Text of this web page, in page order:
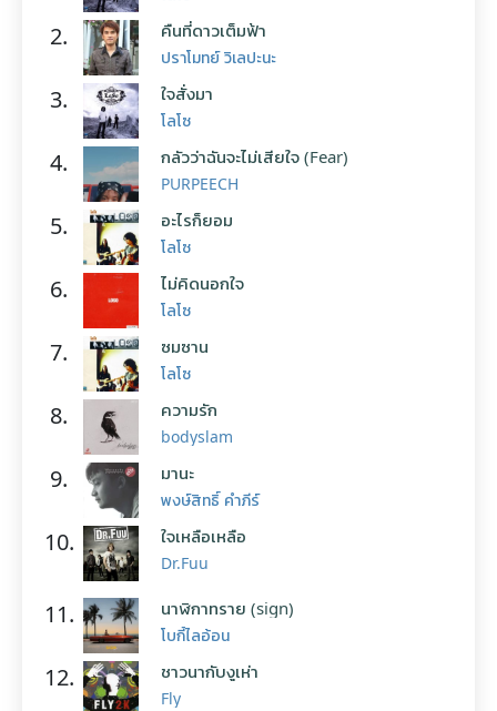
2. คืนที่ดาวเต็มฟ้า
ปราโมทย์ วิเลปะนะ
3. ใจสั่งมา
โลโซ
4. กลัวว่าฉันจะไม่เสียใจ (Fear)
PURPEECH
5. อะไรก็ยอม
โลโซ
6. ไม่คิดนอกใจ
โลโซ
7. ซมซาน
โลโซ
8. ความรัก
bodyslam
9. มานะ
พงษ์สิทธิ์ คำภีร์
10. ใจเหลือเหลือ
Dr.Fuu
11. นาฬิกาทราย (sign)
โบกี้ไลอ้อน
12. ชาวนากับงูเห่า
Fly